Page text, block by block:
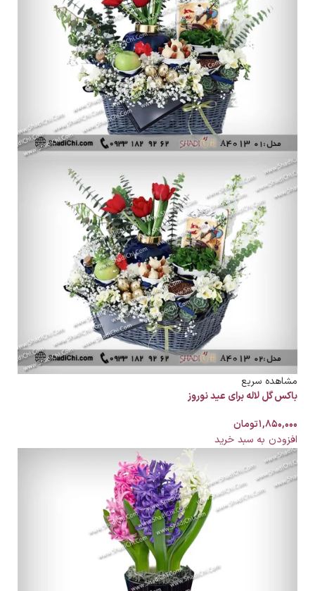
مشاهده سریع
باکس گل لاله برای عید نوروز
۱,۸۵۰,۰۰۰تومان
افزودن به سبد خرید